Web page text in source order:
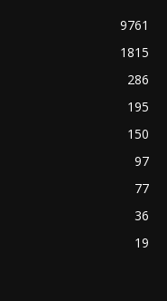
9761
1815
286
195
150
97
77
36
19